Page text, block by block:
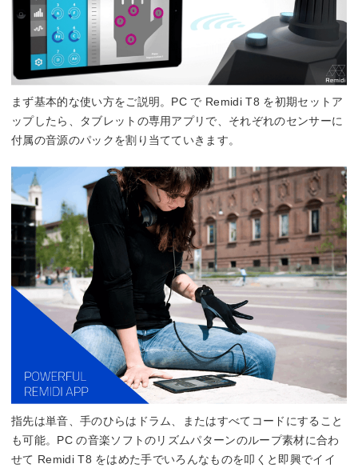
まず基本的な使い方をご説明。PC で Remidi T8 を初期セットア
ップしたら、タブレットの専用アプリで、それぞれのセンサーに
付属の音源のパックを割り当てていきます。
指先は単音、手のひらはドラム、またはすべてコードにすること
も可能。PC の音楽ソフトのリズムパターンのループ素材に合わ
せて Remidi T8 をはめた手でいろんなものを叩くと即興でイイ